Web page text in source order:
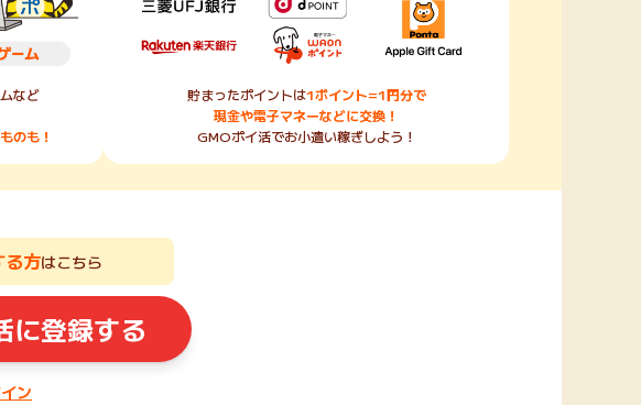
など
のも！
貯まったポイントは1ポイント=1円分で
現金や電子マネーなどに交換！
GMOポイ活でお小遣い稼ぎしよう！
る方はこちら
に登録する
ン